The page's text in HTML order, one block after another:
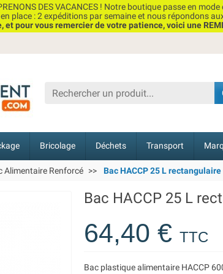
DES VACANCES ! Notre boutique passe en
place : 2 expéditions par semaine et nous répondons
et pour vous remercier de votre patience, voici une
Bricolage Déchets Transport
Alimentaire Renforcé Bac HACCP 25 L
Bac HACCP 25 L
64,40 €TTC
Bac plastique alimentaire HACCP